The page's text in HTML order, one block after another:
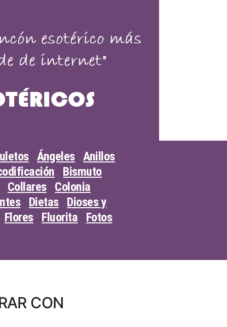
Ángeles Anillos
Bismuto
Collares
Colonia
Dietas
Dioses y
Flores Fluorita
Fotos
CON